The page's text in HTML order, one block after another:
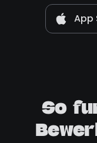
App
So